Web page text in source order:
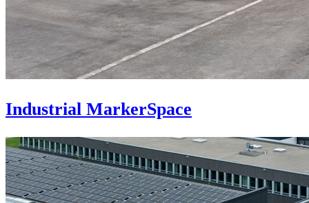
Industrial MarkerSpace